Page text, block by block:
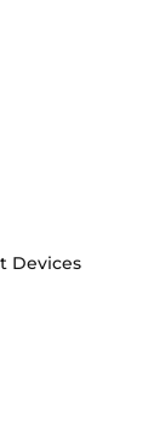
Devices